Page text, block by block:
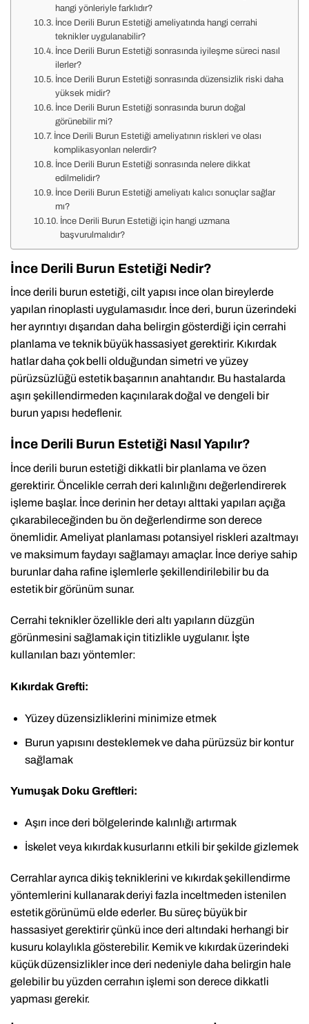
hangi yönleriyle farklıdır?
İnce Derili Burun Estetiği ameliyatında hangi cerrahi
teknikler uygulanabilir?
İnce Derili Burun Estetiği sonrasında iyileşme süreci nasıl
ilerler?
İnce Derili Burun Estetiği sonrasında düzensizlik riski daha
yüksek midir?
İnce Derili Burun Estetiği sonrasında burun doğal
görünebilir mi?
İnce Derili Burun Estetiği ameliyatının riskleri ve olası
komplikasyonları nelerdir?
İnce Derili Burun Estetiği sonrasında nelere dikkat
edilmelidir?
İnce Derili Burun Estetiği ameliyatı kalıcı sonuçlar sağlar
mı?
İnce Derili Burun Estetiği için hangi uzmana
başvurulmalıdır?
İnce Derili Burun Estetiği Nedir?
İnce derili burun estetiği, cilt yapısı ince olan bireylerde
yapılan rinoplasti uygulamasıdır. İnce deri, burun üzerindeki
her ayrıntıyı dışarıdan daha belirgin gösterdiği için cerrahi
planlama ve teknik büyük hassasiyet gerektirir. Kıkırdak
hatlar daha çok belli olduğundan simetri ve yüzey
pürüzsüzlüğü estetik başarının anahtarıdır. Bu hastalarda
aşırı şekillendirmeden kaçınılarak doğal ve dengeli bir
burun yapısı hedeflenir.
İnce Derili Burun Estetiği Nasıl Yapılır?
İnce derili burun estetiği dikkatli bir planlama ve özen
gerektirir. Öncelikle cerrah deri kalınlığını değerlendirerek
işleme başlar. İnce derinin her detayı alttaki yapıları açığa
çıkarabileceğinden bu ön değerlendirme son derece
önemlidir. Ameliyat planlaması potansiyel riskleri azaltmayı
ve maksimum faydayı sağlamayı amaçlar. İnce deriye sahip
burunlar daha rafine işlemlerle şekillendirilebilir bu da
estetik bir görünüm sunar.
Cerrahi teknikler özellikle deri altı yapıların düzgün
görünmesini sağlamak için titizlikle uygulanır. İşte
kullanılan bazı yöntemler:
Kıkırdak Grefti:
Yüzey düzensizliklerini minimize etmek
Burun yapısını desteklemek ve daha pürüzsüz bir kontur
sağlamak
Yumuşak Doku Greftleri:
Aşırı ince deri bölgelerinde kalınlığı artırmak
İskelet veya kıkırdak kusurlarını etkili bir şekilde gizlemek
Cerrahlar ayrıca dikiş tekniklerini ve kıkırdak şekillendirme
yöntemlerini kullanarak deriyi fazla inceltmeden istenilen
estetik görünümü elde ederler. Bu süreç büyük bir
hassasiyet gerektirir çünkü ince deri altındaki herhangi bir
kusuru kolaylıkla gösterebilir. Kemik ve kıkırdak üzerindeki
küçük düzensizlikler ince deri nedeniyle daha belirgin hale
gelebilir bu yüzden cerrahın işlemi son derece dikkatli
yapması gerekir.